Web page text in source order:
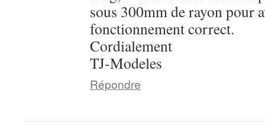
sous 300mm de rayon pour
fonctionnement correct.
Cordialement
TJ-Modeles
Répondre